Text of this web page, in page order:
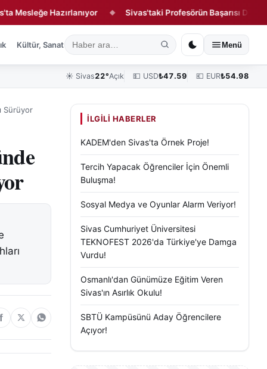
Hazırlanıyor ◆ Sivas'taki Profesörün Başarısı Dünya Tıp
Kültür, Sanat ve Tarih Yaşam Sivas Vefat Edenler Köşe
Menü
☀️ Sivas22°Açık 💵 USD₺47.59 💶 EUR₺54.98
Sürüyor
İLGILI HABERLER
KADEM'den Sivas'ta Örnek Proje!
Tercih Yapacak Öğrenciler İçin Önemli
Buluşma!
Sosyal Medya ve Oyunlar Alarm Veriyor!
Sivas Cumhuriyet Üniversitesi
TEKNOFEST 2026'da Türkiye'ye Damga
Vurdu!
Osmanlı'dan Günümüze Eğitim Veren
Sivas'ın Asırlık Okulu!
SBTÜ Kampüsünü Aday Öğrencilere
Açıyor!